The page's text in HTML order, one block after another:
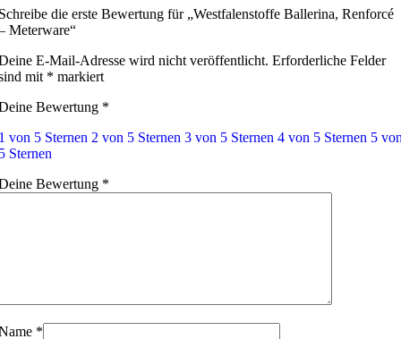
die erste Bewertung für „Westfalenstoffe Ballerina, Renforcé
Meterware“
E-Mail-Adresse wird nicht veröffentlicht. Erforderliche Felder
mit * markiert
Bewertung *
von 5 Sternen 2 von 5 Sternen 3 von 5 Sternen 4 von 5 Sternen 5
Sternen
Bewertung *
*